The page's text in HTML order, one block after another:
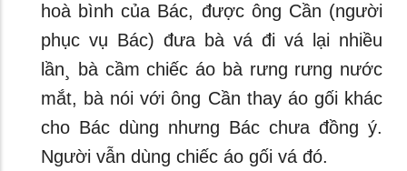
hoà bình của Bác, được ông Cần (người
phục vụ Bác) đưa bà vá đi vá lại nhiều
lần¸ bà cầm chiếc áo bà rưng rưng nước
mắt, bà nói với ông Cần thay áo gối khác
cho Bác dùng nhưng Bác chưa đồng ý.
Người vẫn dùng chiếc áo gối vá đó.